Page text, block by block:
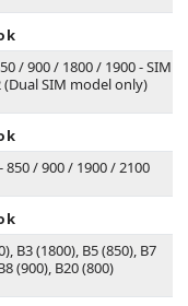
/ 900 / 1800 / 1900 - SIM 1
(Dual SIM model only)
850 / 900 / 1900 / 2100
, B3(1800), B5(850), B7
(900), B20(800)